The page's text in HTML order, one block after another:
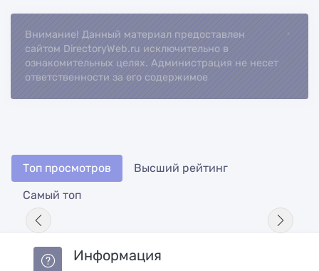
Loading...
Внимание! Данный материал предоставлен
сайтом DirectoryWeb.ru исключительно в
ознакомительных целях. Администрация не несет
ответственности за его содержимое
Топ просмотров
Высший рейтинг
Самый топ
Информация